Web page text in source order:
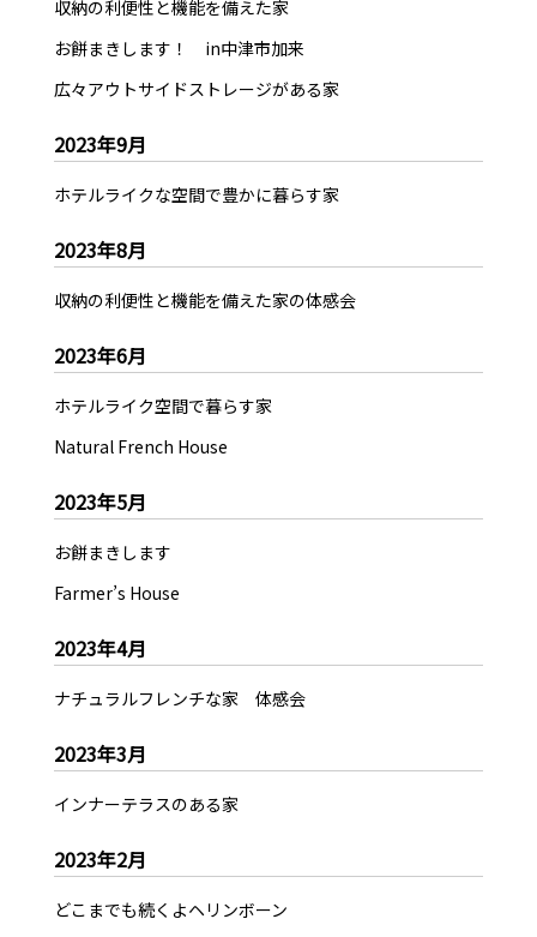
収納の利便性と機能を備えた家
お餅まきします！ in中津市加来
広々アウトサイドストレージがある家
2023年9月
ホテルライクな空間で豊かに暮らす家
2023年8月
収納の利便性と機能を備えた家の体感会
2023年6月
ホテルライク空間で暮らす家
Natural French House
2023年5月
お餅まきします
Farmer’s House
2023年4月
ナチュラルフレンチな家 体感会
2023年3月
インナーテラスのある家
2023年2月
どこまでも続くよヘリンボーン